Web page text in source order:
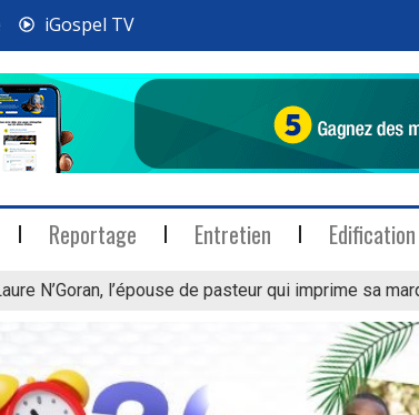
iGospel TV
Reportage Entretien Edification
N’Goran, l’épouse de pasteur qui imprime sa